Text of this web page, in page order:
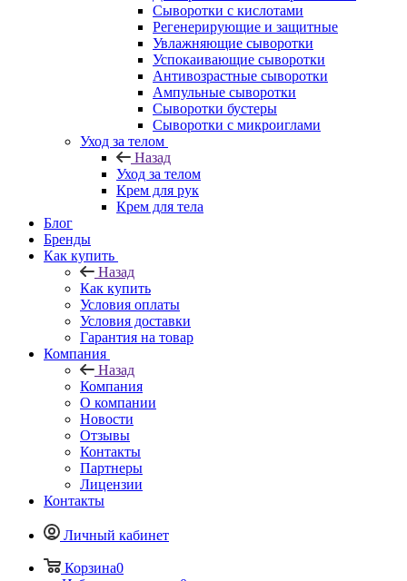
Сыворотки с кислотами
Регенерирующие и защитные
Увлажняющие сыворотки
Успокаивающие сыворотки
Антивозрастные сыворотки
Ампульные сыворотки
Сыворотки бустеры
Сыворотки с микроиглами
Уход за телом
Назад
Уход за телом
Крем для рук
Крем для тела
Блог
Бренды
Как купить
Назад
Как купить
Условия оплаты
Условия доставки
Гарантия на товар
Компания
Назад
Компания
О компании
Новости
Отзывы
Контакты
Партнеры
Лицензии
Контакты
Личный кабинет
Корзина0